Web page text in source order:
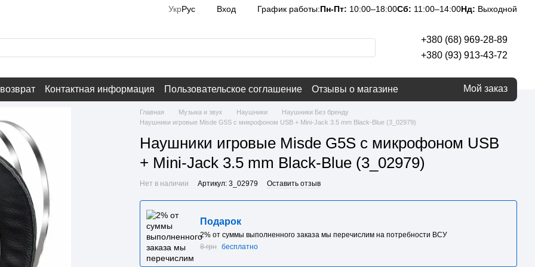
УкрРус Вход График работы:Пн-Пт: 10:00–18:00Сб: 11:00–14:00Нд: Выходной
+380 (68) 969-28-89
+380 (93) 913-43-72
Контактная информация Пользовательское соглашение Отзывы о магазине Мой заказ
Главная Музыка и звук Наушники
Наушники Без бренду
Наушники игровые Misde G5S с микрофоном USB + Mini-Jack 3.5 mm Black-Blue (3_02979)
Наушники игровые Misde G5S с микрофоном USB
+ Mini-Jack 3.5 mm Black-Blue (3_02979)
Нет в наличии Артикул: 3_02979 Оставить отзыв
Подарок
2% от суммы выполненного заказа мы перечислим на потребности BCУ
8 грн бесплатно